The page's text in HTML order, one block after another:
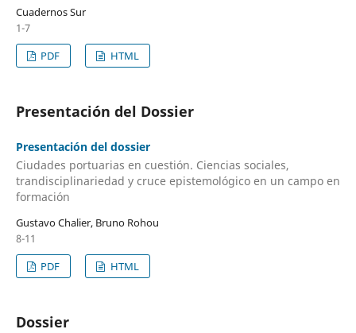
Cuadernos Sur
1-7
PDF
HTML
Presentación del Dossier
Presentación del dossier
Ciudades portuarias en cuestión. Ciencias sociales,
trandisciplinariedad y cruce epistemológico en un campo en
formación
Gustavo Chalier, Bruno Rohou
8-11
PDF
HTML
Dossier